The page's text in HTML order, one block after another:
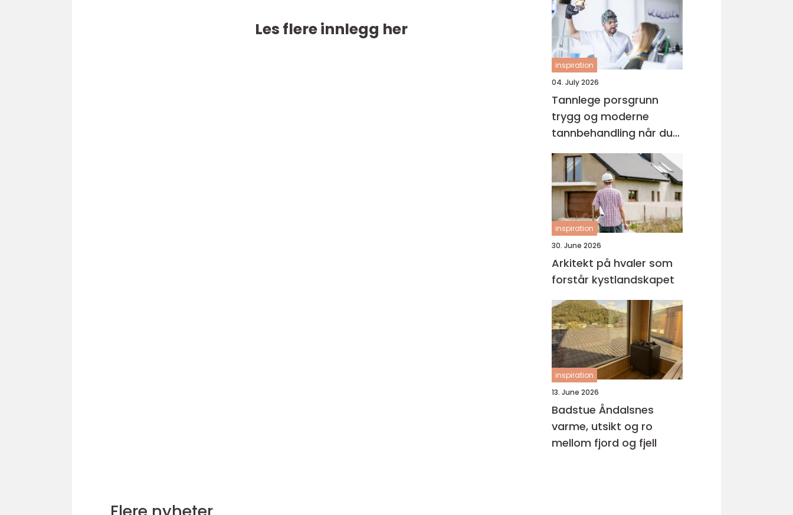
Les flere innlegg her
inspiration
04. July 2026
Tannlege porsgrunn
trygg og moderne
tannbehandling når du
trenger det
inspiration
30. June 2026
Arkitekt på hvaler som
forstår kystlandskapet
inspiration
13. June 2026
Badstue Åndalsnes
varme, utsikt og ro
mellom fjord og fjell